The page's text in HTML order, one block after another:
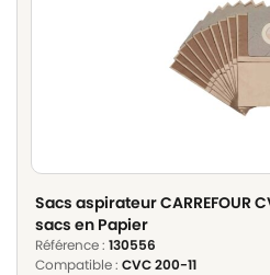
Sacs aspirateur CARREFOUR
sacs en Papier
Référence : 130556
Compatible : CVC 200-11